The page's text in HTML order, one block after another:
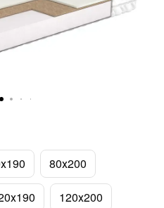
80х200
120х200